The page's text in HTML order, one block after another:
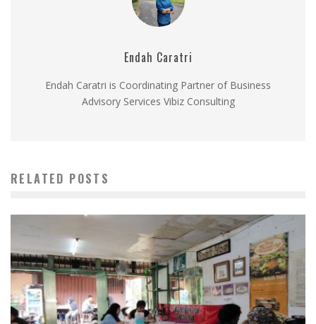
Endah Caratri
Endah Caratri is Coordinating Partner of Business
Advisory Services Vibiz Consulting
RELATED POSTS